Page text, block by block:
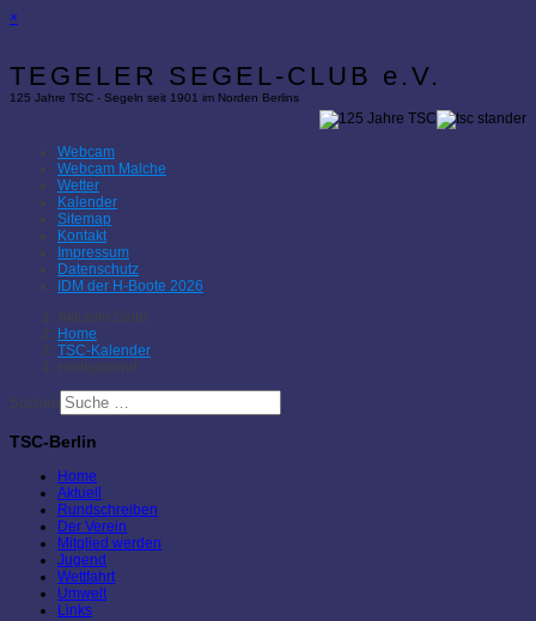
×
TEGELER SEGEL-CLUB e.V.
125 Jahre TSC - Segeln seit 1901 im Norden Berlins
Webcam
Webcam Malche
Wetter
Kalender
Sitemap
Kontakt
Impressum
Datenschutz
IDM der H-Boote 2026
Aktuelle Seite:
Home
TSC-Kalender
Heiligabend
Suchen
TSC-Berlin
Home
Aktuell
Rundschreiben
Der Verein
Mitglied werden
Jugend
Wettfahrt
Umwelt
Links